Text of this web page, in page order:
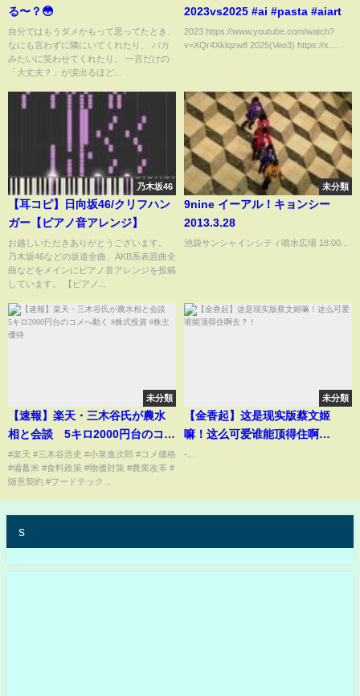
る〜？😳
自分ではもうダメかもって思ってたとき、
なにも言わずに隣にいてくれたり、 バカ
みたいに笑わせてくれたり、 一言だけの
「大丈夫？」が涙出るほど...
2023vs2025 #ai #pasta #aiart
2023 https://www.youtube.com/watch?
v=XQr4Xklqzw8 2025(Veo3) https://x....
乃木坂46
【耳コピ】日向坂46/クリフハン
ガー【ピアノ音アレンジ】
お越しいただきありがとうございます。
乃木坂46などの坂道全曲、AKB系表題曲全
曲などをメインにピアノ音アレンジを投稿
しています。 【ピアノ...
未分類
9nine イーアル！キョンシー
2013.3.28
池袋サンシャインシティ噴水広場 18:00...
未分類
【速報】楽天・三木谷氏が農水
相と会談 5キロ2000円台のコメ
へ動く #株式投資 #株主優待
#楽天 #三木谷浩史 #小泉進次郎 #コメ価格
#備蓄米 #食料政策 #物価対策 #農業改革 #
随意契約 #フードテック...
未分類
【金香起】这是现实版蔡文姬
嘛！这么可爱谁能顶得住啊
去？！
-...
s